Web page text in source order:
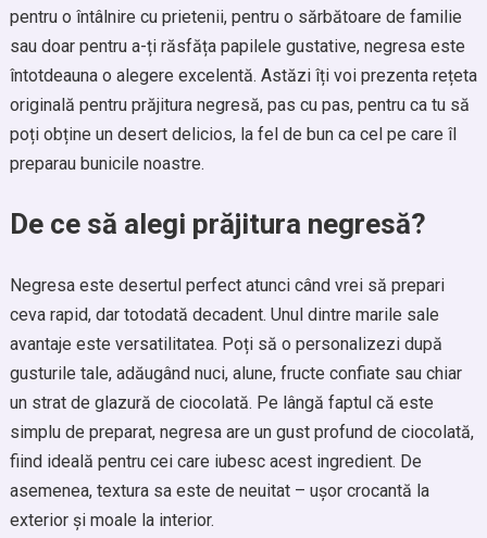
pentru o întâlnire cu prietenii, pentru o sărbătoare de familie
sau doar pentru a-ți răsfăța papilele gustative, negresa este
întotdeauna o alegere excelentă. Astăzi îți voi prezenta rețeta
originală pentru prăjitura negresă, pas cu pas, pentru ca tu să
poți obține un desert delicios, la fel de bun ca cel pe care îl
preparau bunicile noastre.
De ce să alegi prăjitura negresă?
Negresa este desertul perfect atunci când vrei să prepari
ceva rapid, dar totodată decadent. Unul dintre marile sale
avantaje este versatilitatea. Poți să o personalizezi după
gusturile tale, adăugând nuci, alune, fructe confiate sau chiar
un strat de glazură de ciocolată. Pe lângă faptul că este
simplu de preparat, negresa are un gust profund de ciocolată,
fiind ideală pentru cei care iubesc acest ingredient. De
asemenea, textura sa este de neuitat – ușor crocantă la
exterior și moale la interior.